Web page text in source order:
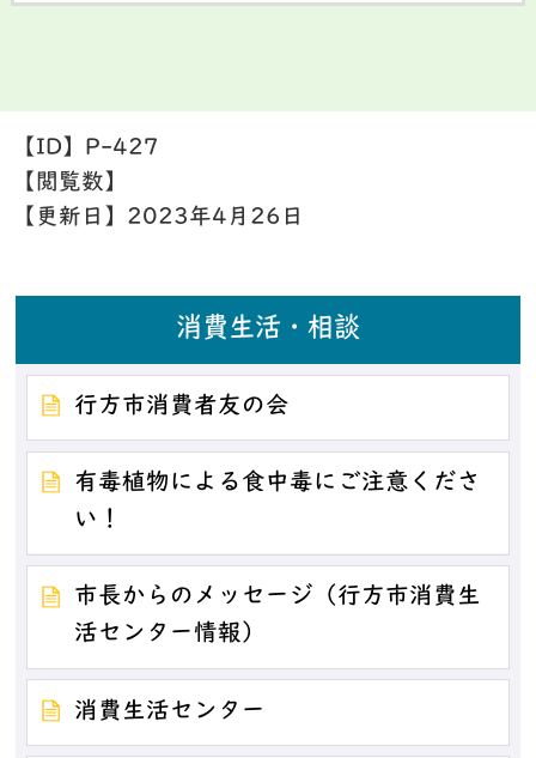
【ID】 P-427
【閲覧数】
【更新日】 2023年4月26日
消費生活・相談
行方市消費者友の会
有毒植物による食中毒にご注意くださ
い！
市長からのメッセージ（行方市消費生
活センター情報）
消費生活センター